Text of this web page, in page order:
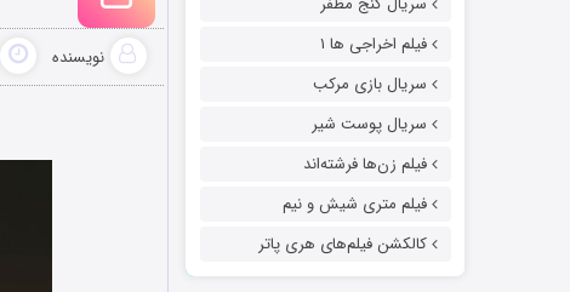
فیلم اخراجی ها ۱
سریال بازی مرکب
سریال پوست شیر
فیلم زن‌ها فرشته‌اند
فیلم متری شیش و نیم
کالکشن فیلم‌های هری پاتر
نویسنده